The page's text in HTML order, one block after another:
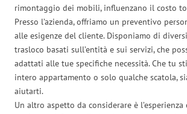
rimontaggio dei mobili, influenzano il costo
Presso l’azienda, offriamo un preventivo
alle esigenze del cliente. Disponiamo di
trasloco basati sull’entità e sui servizi, che
adattati alle tue specifiche necessità. Che tu
intero appartamento o solo qualche scatola,
aiutarti.
Un altro aspetto da considerare è l’esperienza